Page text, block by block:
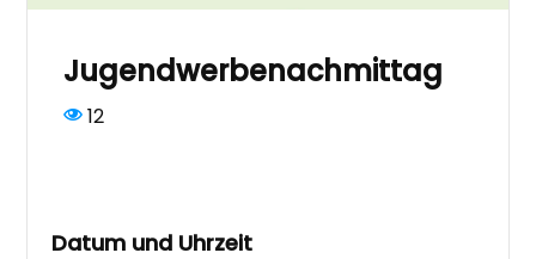
Jugendwerbenachmittag
12
Datum und Uhrzeit